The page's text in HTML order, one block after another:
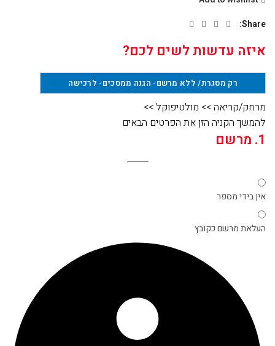
Share
איזה עדשות לשים לכם?
רק מסגרת/ ללא מרשם- הגנה ממסכים- לרכישה
מרחק/קריאה>> מולטיפוקל>>
להמשך הקניה הזן את הפרטים הבאים
1. מרשם
אין בידי מספר
העלאת מרשם כקובץ